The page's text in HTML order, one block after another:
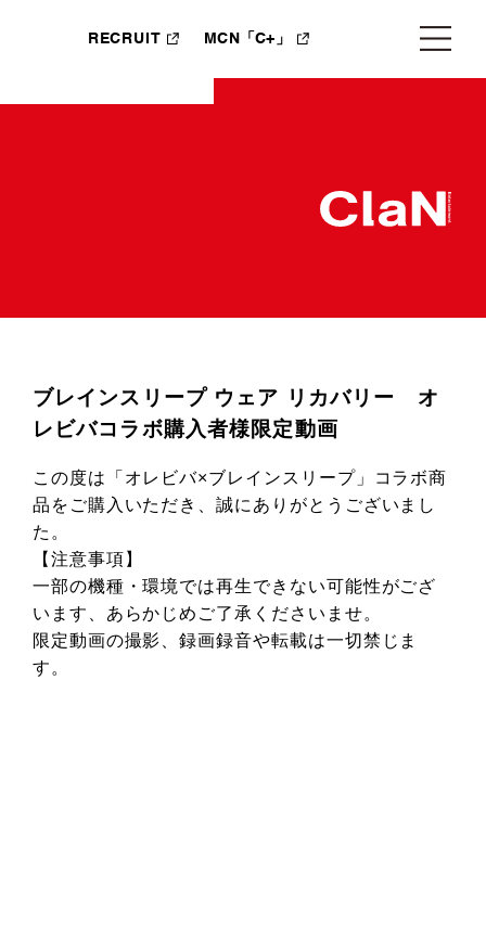
RECRUIT MCN「C+」
ブレインスリープ ウェア リカバリー オ
レビバコラボ購入者様限定動画
この度は「オレビバ×ブレインスリープ」コラボ商
品をご購入いただき、誠にありがとうございまし
た。
【注意事項】
一部の機種・環境では再生できない可能性がござ
います、あらかじめご了承くださいませ。
限定動画の撮影、録画録音や転載は一切禁じま
す。